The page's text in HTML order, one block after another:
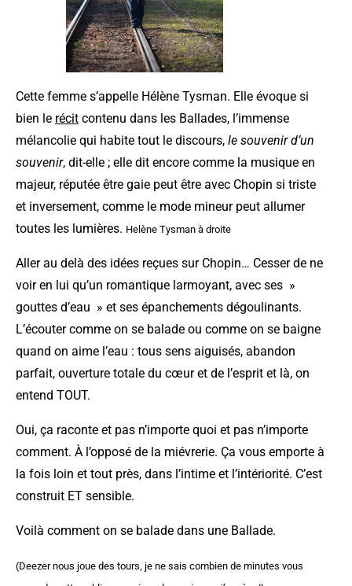
Cette femme s’appelle Hélène Tysman. Elle évoque si
bien le récit contenu dans les Ballades, l’immense
mélancolie qui habite tout le discours, le souvenir d’un
souvenir, dit-elle ; elle dit encore comme la musique en
majeur, réputée être gaie peut être avec Chopin si triste
et inversement, comme le mode mineur peut allumer
toutes les lumières. Helène Tysman à droite
Aller au delà des idées reçues sur Chopin… Cesser de ne
voir en lui qu’un romantique larmoyant, avec ses »
gouttes d’eau » et ses épanchements dégoulinants.
L’écouter comme on se balade ou comme on se baigne
quand on aime l’eau : tous sens aiguisés, abandon
parfait, ouverture totale du cœur et de l’esprit et là, on
entend TOUT.
Oui, ça raconte et pas n’importe quoi et pas n’importe
comment. À l’opposé de la miévrerie. Ça vous emporte à
la fois loin et tout près, dans l’intime et l’intériorité. C’est
construit ET sensible.
Voilà comment on se balade dans une Ballade.
(Deezer nous joue des tours, je ne sais combien de minutes vous